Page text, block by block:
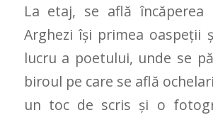
La etaj, se află încăperea
Arghezi îşi primea oaspeții
lucru a poetului, unde se
biroul pe care se află
un toc de scris şi o